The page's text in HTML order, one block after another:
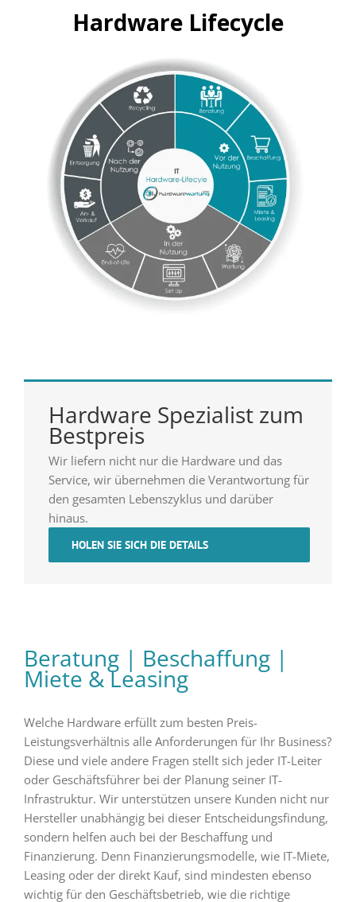
Hardware Lifecycle
Hardware Spezialist zum
Bestpreis
Wir liefern nicht nur die Hardware und das
Service, wir übernehmen die Verantwortung für
den gesamten Lebenszyklus und darüber
hinaus.
HOLEN SIE SICH DIE DETAILS
Beratung | Beschaffung |
Miete & Leasing
Welche Hardware erfüllt zum besten Preis-
Leistungsverhältnis alle Anforderungen für Ihr Business?
Diese und viele andere Fragen stellt sich jeder IT-Leiter
oder Geschäftsführer bei der Planung seiner IT-
Infrastruktur. Wir unterstützen unsere Kunden nicht nur
Hersteller unabhängig bei dieser Entscheidungsfindung,
sondern helfen auch bei der Beschaffung und
Finanzierung. Denn Finanzierungsmodelle, wie IT-Miete,
Leasing oder der direkt Kauf, sind mindesten ebenso
wichtig für den Geschäftsbetrieb, wie die richtige